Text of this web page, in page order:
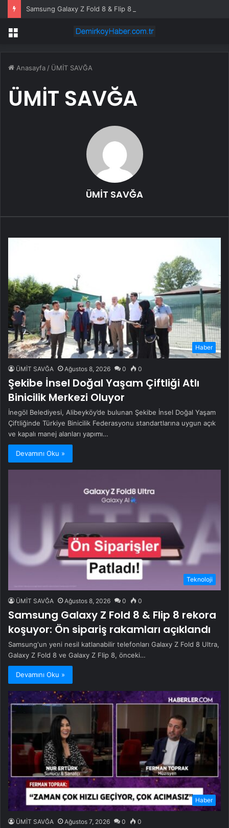
Menü
Anasayfa / ÜMİT SAVĞA
ÜMİT SAVĞA
ÜMİT SAVĞA
Haber
ÜMİT SAVĞA Ağustos 8, 2026 0 0
Şekibe İnsel Doğal Yaşam Çiftliği Atlı
Binicilik Merkezi Oluyor
İnegöl Belediyesi, Alibeyköy’de bulunan Şekibe İnsel Doğal Yaşam
Çiftliğinde Türkiye Binicilik Federasyonu standartlarına uygun açık
ve kapalı manej alanları yapımı…
Devamını Oku »
Teknoloji
ÜMİT SAVĞA Ağustos 8, 2026 0 0
Samsung Galaxy Z Fold 8 & Flip 8 rekora
koşuyor: Ön sipariş rakamları açıklandı
Samsung'un yeni nesil katlanabilir telefonları Galaxy Z Fold 8 Ultra,
Galaxy Z Fold 8 ve Galaxy Z Flip 8, önceki…
Devamını Oku »
Haber
ÜMİT SAVĞA Ağustos 7, 2026 0 0